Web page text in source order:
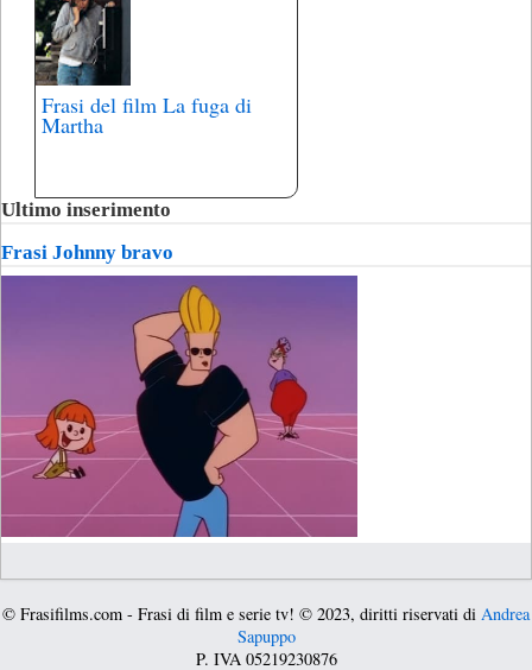
Frasi del film La fuga di
Martha
Ultimo inserimento
Frasi Johnny bravo
© Frasifilms.com - Frasi di film e serie tv! © 2023, diritti riservati di Andrea
Sapuppo
P. IVA 05219230876